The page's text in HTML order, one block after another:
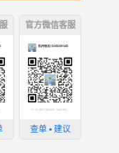
官方微信客服
查单 ▪ 建议